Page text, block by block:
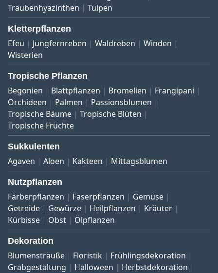
Traubenhyazinthen
Tulpen
Kletterpflanzen
Efeu Jungfernreben Waldreben
Winden
Wisterien
Tropische Pflanzen
Begonien Blattpflanzen Bromelien
Frangipani
Orchideen
Palmen
Passionsblumen
Tropische Bäume
Tropische Blüten
Tropische Früchte
Sukkulenten
Agaven Aloen Kakteen Mittagsblumen
Nutzpflanzen
Färberpflanzen Faserpflanzen
Gemüse
Getreide
Gewürze Heilpflanzen
Kräuter
Kürbisse
Obst Ölpflanzen
Dekoration
Blumensträuße Floristik
Frühlingsdekoration
Grabgestaltung
Halloween
Herbstdekoration